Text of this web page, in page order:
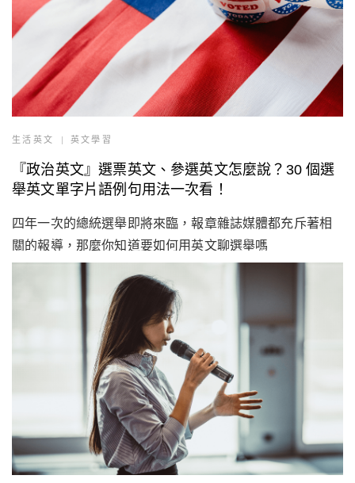
生活英文 英文學習
『政治英文』選票英文、參選英文怎麼說？30 個選
舉英文單字片語例句用法一次看！
四年一次的總統選舉即將來臨，報章雜誌媒體都充斥著相
關的報導，那麼你知道要如何用英文聊選舉嗎